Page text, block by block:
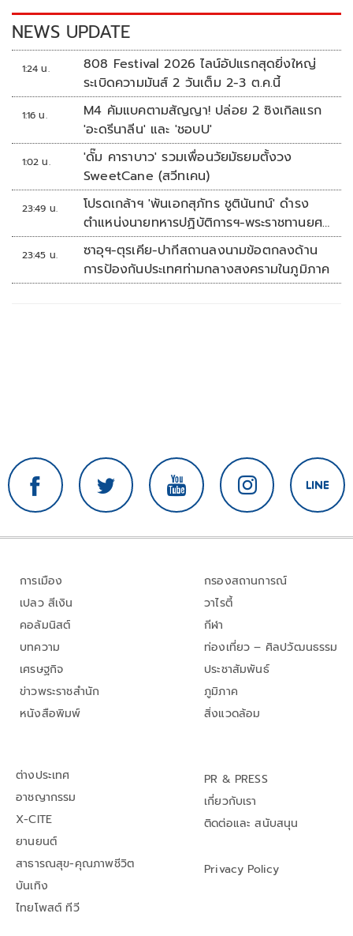
k k
NEWS UPDATE
1:24 น.
808 Festival 2026 ไลน์อัปแรกสุดยิ่งใหญ่
ระเบิดความมันส์ 2 วันเต็ม 2-3 ต.ค.นี้
1:16 น.
M4 คัมแบคตามสัญญา! ปล่อย 2 ซิงเกิลแรก
'อะดรีนาลีน' และ 'ชอบU'
1:02 น.
'ดั๊ม คาราบาว' รวมเพื่อนวัยมัธยมตั้งวง
SweetCane (สวีทเคน)
23:49 น.
โปรดเกล้าฯ 'พันเอกสุภัทร ชูตินันทน์' ดำรง
ตำแหน่งนายทหารปฏิบัติการฯ-พระราชทานยศ
'พลตรี'
23:45 น.
ซาอุฯ-ตุรเคีย-ปากีสถานลงนามข้อตกลงด้าน
การป้องกันประเทศท่ามกลางสงครามในภูมิภาค
การเมือง
เปลว สีเงิน
คอลัมนิสต์
บทความ
เศรษฐกิจ
ข่าวพระราชสำนัก
หนังสือพิมพ์
กรองสถานการณ์
วาไรตี้
กีฬา
ท่องเที่ยว – ศิลปวัฒนธรรม
ประชาสัมพันธ์
ภูมิภาค
สิ่งแวดล้อม
ต่างประเทศ
อาชญากรรม
X-CITE
ยานยนต์
สาธารณสุข-คุณภาพชีวิต
บันเทิง
ไทยโพสต์ ทีวี
PR & PRESS
เกี่ยวกับเรา
ติดต่อและ สนับสนุน
Privacy Policy